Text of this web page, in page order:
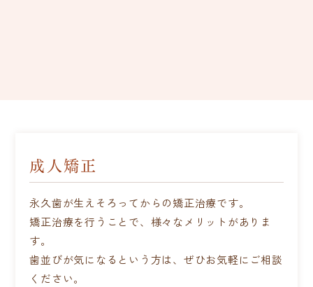
成人矯正
永久歯が生えそろってからの矯正治療です。
矯正治療を行うことで、様々なメリットがありま
す。
歯並びが気になるという方は、ぜひお気軽にご相談
ください。